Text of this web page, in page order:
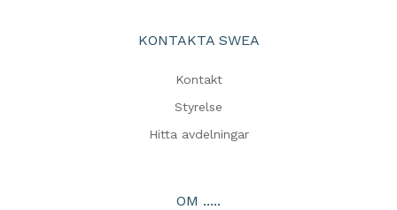
KONTAKTA SWEA
Kontakt
Styrelse
Hitta avdelningar
OM .....